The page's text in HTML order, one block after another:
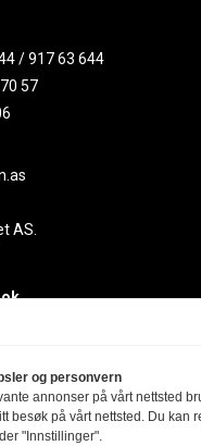
/917 63 644
57
AS.
byggebransjen
og personvern
annonser på vårt nettsted
besøk på vårt nettsted. Du kan
"Innstillinger".